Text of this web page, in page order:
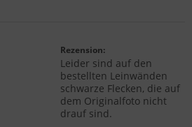
Rezension:
Leider sind auf den
bestellten Leinwänden
schwarze Flecken, die auf
dem Originalfoto nicht
drauf sind.